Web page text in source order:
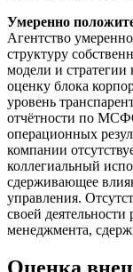
Умеренно
Агентство
структуру
модели и
оценку блока
уровень
отчётности по
операционных
компании
коллегиальный
сдерживающее
управления.
своей
менеджмента,
Оценка